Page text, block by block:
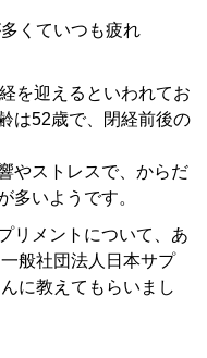
くていつも疲れ
を迎えるといわれてお
は52歳で、閉経前後の
やストレスで、からだ
多いようです。
リメントについて、あ
般社団法人日本サプ
に教えてもらいまし